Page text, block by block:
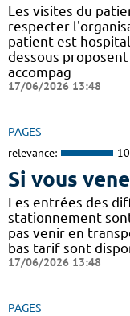
Les visites du
respecter
patient est
dessous
accompag
17/06/2026 13:48
PAGES
relevance:
Si vous
Les entrées des
stationnement
pas venir en
bas tarif sont
17/06/2026 13:48
PAGES